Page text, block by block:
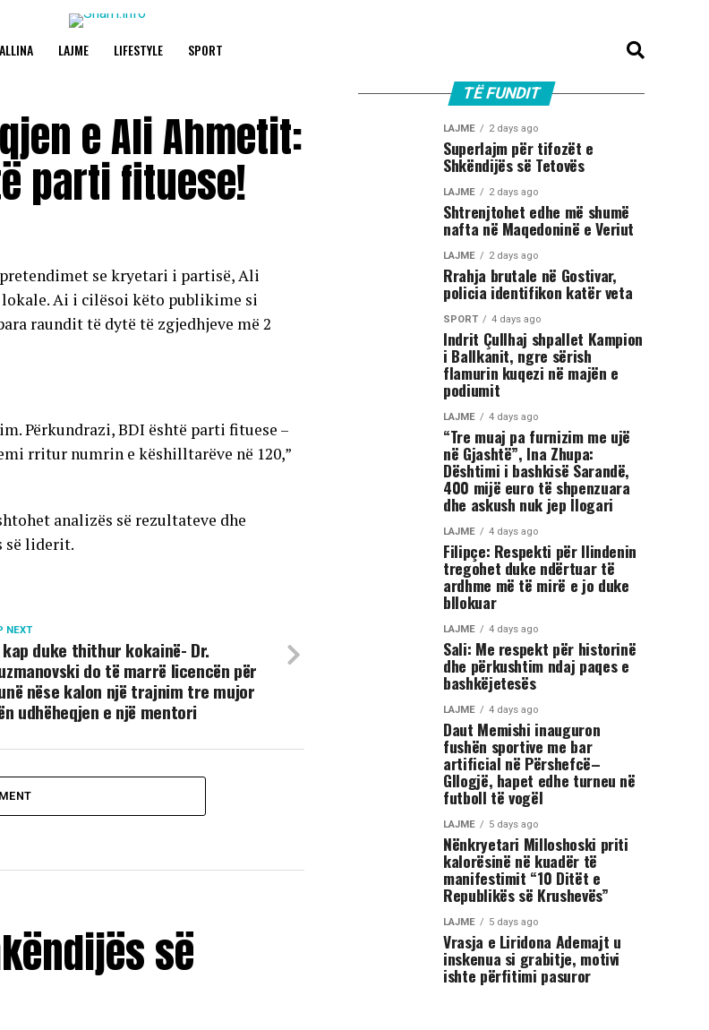
LAJME LIFESTYLE SPORT
e Ali Ahmetit:
parti fituese!
se kryetari i partisë, Ali
Ai i cilësoi këto publikime si
raundit të dytë të zgjedhjeve më 2
Përkundrazi, BDI është parti fituese –
rritur numrin e këshilltarëve në 120,”
analizës së rezultateve dhe
së liderit.
NEXT
kap duke thithur kokainë- Dr.
do të marrë licencën për
nëse kalon një trajnim tre mujor
udhëheqjen e një mentori
së
TË FUNDIT
LAJME 2 days ago
Superlajm për tifozët e
Shkëndijës së Tetovës
LAJME 2 days ago
Shtrenjtohet edhe më shumë
nafta në Maqedoninë e Veriut
LAJME 2 days ago
Rrahja brutale në Gostivar,
policia identifikon katër veta
SPORT 4 days ago
Indrit Çullhaj shpallet Kampion
i Ballkanit, ngre sërish
flamurin kuqezi në majën e
podiumit
LAJME 4 days ago
“Tre muaj pa furnizim me ujë
në Gjashtë”, Ina Zhupa:
Dështimi i bashkisë Sarandë,
400 mijë euro të shpenzuara
dhe askush nuk jep llogari
LAJME 4 days ago
Filipçe: Respekti për Ilindenin
tregohet duke ndërtuar të
ardhme më të mirë e jo duke
bllokuar
LAJME 4 days ago
Sali: Me respekt për historinë
dhe përkushtim ndaj paqes e
bashkëjetesës
LAJME 4 days ago
Daut Memishi inauguron
fushën sportive me bar
artificial në Përshefcë–
Gllogjë, hapet edhe turneu në
futboll të vogël
LAJME 5 days ago
Nënkryetari Milloshoski priti
kalorësinë në kuadër të
manifestimit “10 Ditët e
Republikës së Krushevës”
LAJME 5 days ago
Vrasja e Liridona Ademajt u
inskenua si grabitje, motivi
ishte përfitimi pasuror